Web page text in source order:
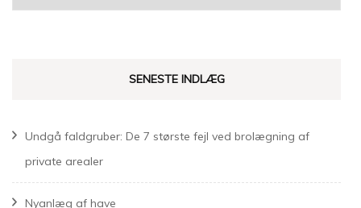
SENESTE INDLÆG
Undgå faldgruber: De 7 største fejl ved brolægning af
private arealer
Nyanlæg af have